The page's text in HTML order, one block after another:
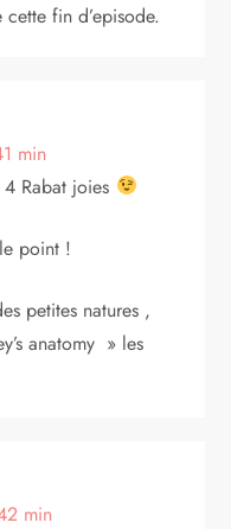
fin d’episode.
min
Rabat joies
point !
petites natures ,
anatomy » les
min